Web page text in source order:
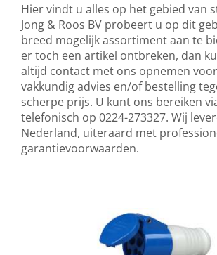
Hier vindt u alles op het gebied van
Jong & Roos BV probeert u op dit
breed mogelijk assortiment aan te
er toch een artikel ontbreken, dan
altijd contact met ons opnemen
vakkundig advies en/of bestelling
scherpe prijs. U kunt ons bereiken
telefonisch op 0224-273327. Wij
Nederland, uiteraard met
garantievoorwaarden.